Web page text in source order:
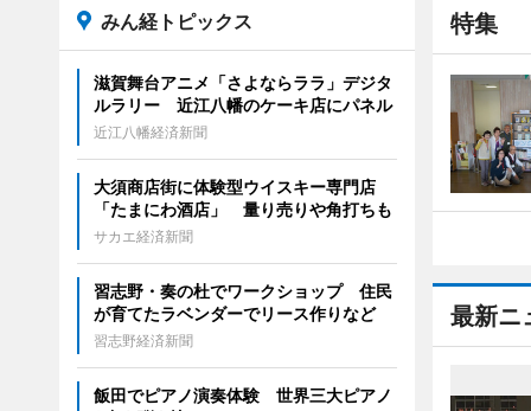
特集
最新ニ
みん経トピックス
滋賀舞台アニメ「さよならララ」デジタ
ルラリー 近江八幡のケーキ店にパネル
近江八幡経済新聞
大須商店街に体験型ウイスキー専門店
「たまにわ酒店」 量り売りや角打ちも
サカエ経済新聞
習志野・奏の杜でワークショップ 住民
が育てたラベンダーでリース作りなど
習志野経済新聞
飯田でピアノ演奏体験 世界三大ピアノ